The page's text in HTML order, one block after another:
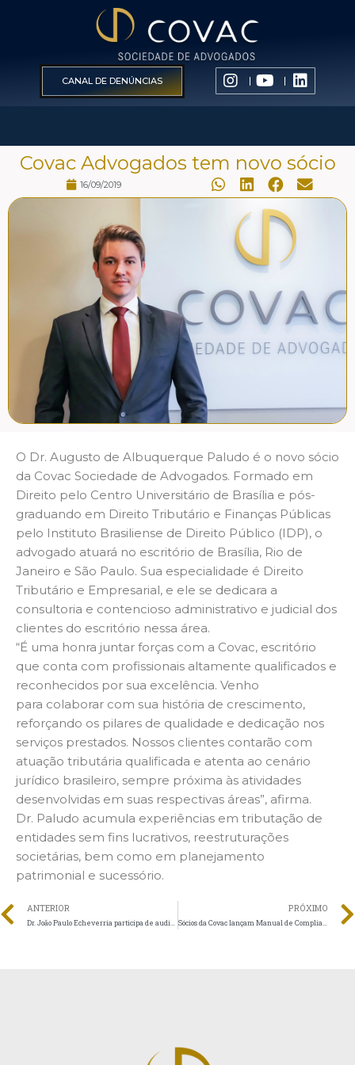
CANAL DE DENÚNCIAS
Covac Advogados tem novo sócio
16/09/2019
O Dr. Augusto de Albuquerque Paludo é o novo sócio
da Covac Sociedade de Advogados. Formado em
Direito pelo Centro Universitário de Brasília e pós-
graduando em Direito Tributário e Finanças Públicas
pelo Instituto Brasiliense de Direito Público (IDP), o
advogado atuará no escritório de Brasília, Rio de
Janeiro e São Paulo. Sua especialidade é Direito
Tributário e Empresarial, e ele se dedicara a
consultoria e contencioso administrativo e judicial dos
clientes do escritório nessa área.
“É uma honra juntar forças com a Covac, escritório
que conta com profissionais altamente qualificados e
reconhecidos por sua excelência. Venho
para colaborar com sua história de crescimento,
reforçando os pilares de qualidade e dedicação nos
serviços prestados. Nossos clientes contarão com
atuação tributária qualificada e atenta ao cenário
jurídico brasileiro, sempre próxima às atividades
desenvolvidas em suas respectivas áreas”, afirma.
Dr. Paludo acumula experiências em tributação de
entidades sem fins lucrativos, reestruturações
societárias, bem como em planejamento
patrimonial e sucessório.
ANTERIOR PRÓXIMO